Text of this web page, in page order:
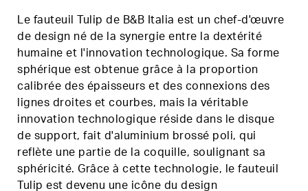
Le fauteuil Tulip de B&B Italia est un chef-d'œuvre
de design né de la synergie entre la dextérité
humaine et l'innovation technologique. Sa forme
sphérique est obtenue grâce à la proportion
calibrée des épaisseurs et des connexions des
lignes droites et courbes, mais la véritable
innovation technologique réside dans le disque
de support, fait d'aluminium brossé poli, qui
reflète une partie de la coquille, soulignant sa
sphéricité. Grâce à cette technologie, le fauteuil
Tulip est devenu une icône du design